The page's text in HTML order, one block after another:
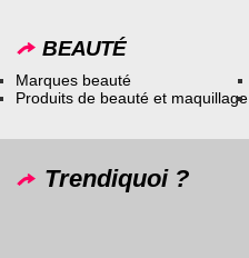
BEAUTÉ
Marques beauté
Produits de beauté et maquillage
Trendiquoi ?